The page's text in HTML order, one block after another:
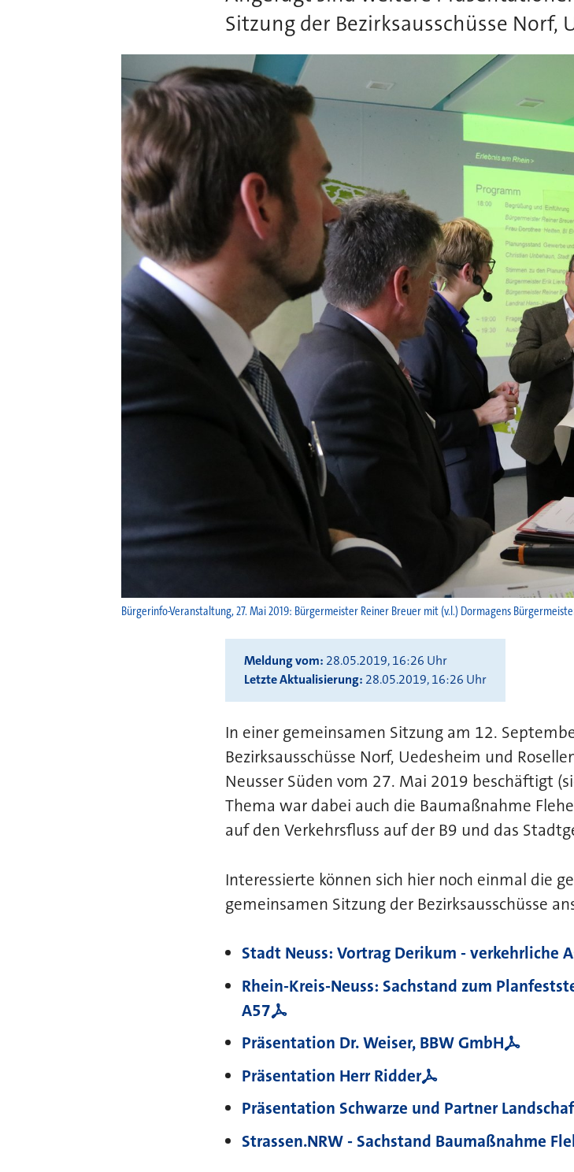
Bürgerinfo-Veranstaltung, 27. Mai 2019: Bürgermeister Reiner Breuer mit (v.l.) Dormagens
Sitzung der Bezirksausschüsse Norf,
Meldung vom 28.05.2019, 16:26 Uhr
Letzte Aktualisierung 28.05.2019, 16:26 Uhr
In einer gemeinsamen Sitzung am 12.
Bezirksausschüsse Norf, Uedesheim und
Neusser Süden vom 27. Mai 2019 beschäftigt
Thema war dabei auch die Baumaßnahme
auf den Verkehrsfluss auf der B9 und das
Interessierte können sich hier noch einmal die
gemeinsamen Sitzung der Bezirksausschüsse
Stadt Neuss: Vortrag Derikum - verkehrliche
Rhein-Kreis-Neuss: Sachstand zum
A57
Präsentation Dr. Weiser, BBW GmbH
Präsentation Herr Ridder
Präsentation Schwarze und Partner
Strassen.NRW - Sachstand Baumaßnahme